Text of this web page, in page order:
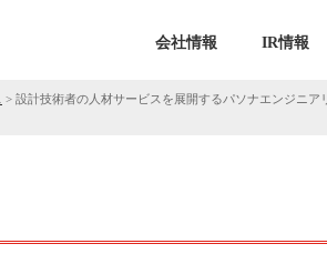
会社情報 IR情報
> 設計技術者の人材サービスを展開するパソナエンジニ